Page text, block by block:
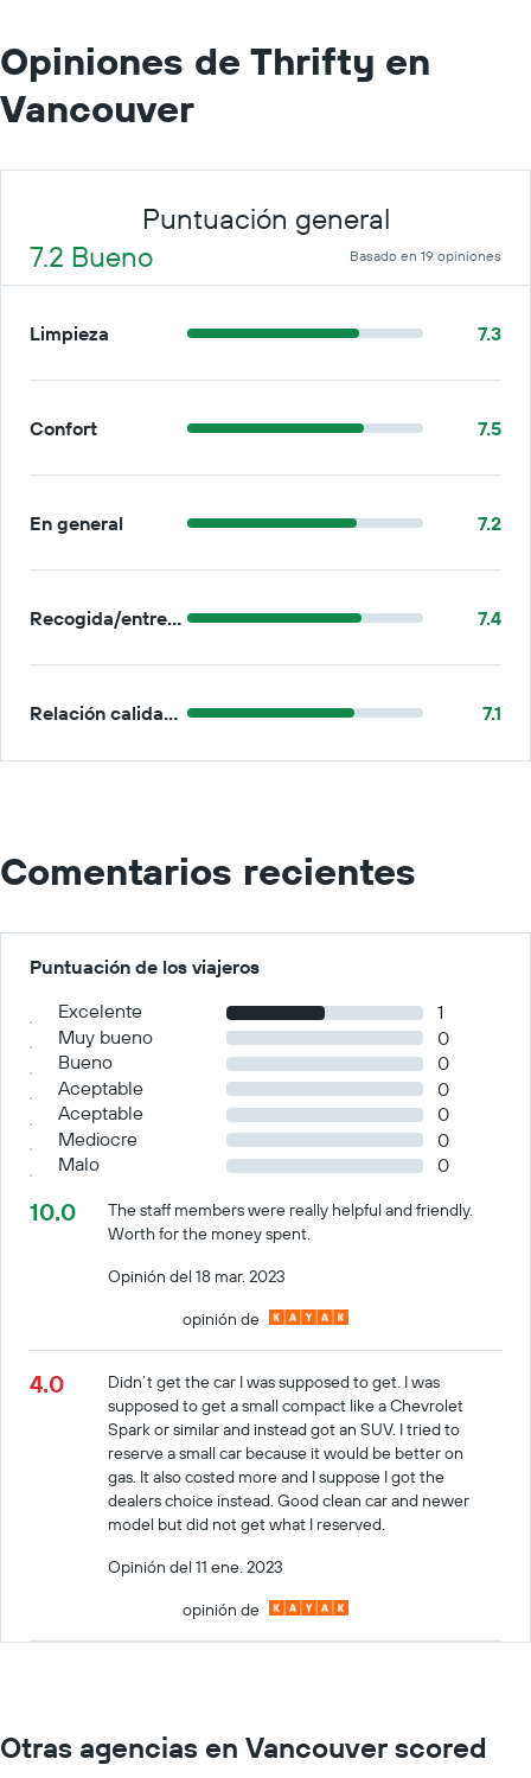
Opiniones de Thrifty en
Vancouver
Puntuación general
7.2 Bueno
Basado en 19 opiniones
Limpieza 7.3
Confort 7.5
En general 7.2
Recogida/entrega 7.4
Relación calidad-precio 7.1
Comentarios recientes
Puntuación de los viajeros
Excelente
1
Muy bueno
0
Bueno
0
Aceptable
0
Aceptable
0
Mediocre
0
Malo
0
10.0
The staff members were really helpful and friendly.
Worth for the money spent.
Opinión del 18 mar. 2023
opinión de
4.0
Didn’t get the car I was supposed to get. I was
supposed to get a small compact like a Chevrolet
Spark or similar and instead got an SUV. I tried to
reserve a small car because it would be better on
gas. It also costed more and I suppose I got the
dealers choice instead. Good clean car and newer
model but did not get what I reserved.
Opinión del 11 ene. 2023
opinión de
Otras agencias en Vancouver scored